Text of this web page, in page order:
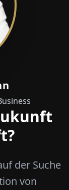
der Suche
von